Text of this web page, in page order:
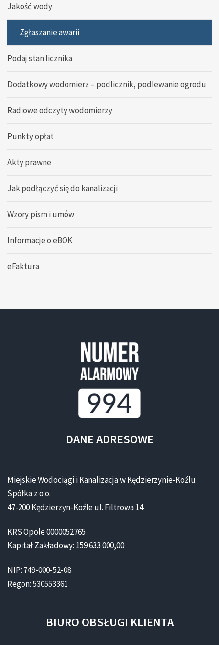
Jakość wody
Zgłaszanie awarii
Podaj stan licznika
Dodatkowy wodomierz – podlicznik, podlewanie ogrodu
Radiowe odczyty wodomierzy
Punkty opłat
Akty prawne
Jak podłączyć się do kanalizacji
Wzory pism i umów
Informacje o eBOK
eFaktura
DANEADRESOWE
Miejskie Wodociągi i Kanalizacja w Kędzierzynie-Koźlu
Spółka z o.o.
47-200 Kędzierzyn-Koźle ul. Filtrowa 14
KRS Opole 0000052765
Kapitał Zakładowy: 159 633 000,00
NIP: 749-000-52-08
Regon: 530553361
BIURO OBSŁUGI KLIENTA